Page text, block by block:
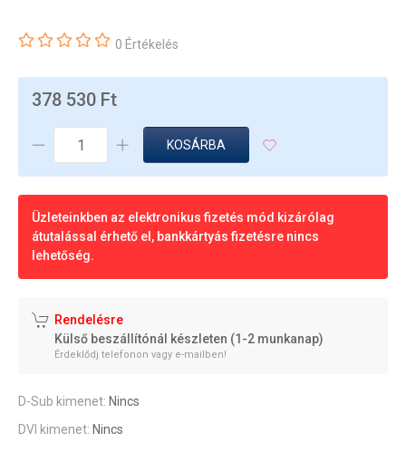
0 Értékelés
378 530 Ft
KOSÁRBA
Üzleteinkben az elektronikus fizetés mód kizárólag
átutalással érhető el, bankkártyás fizetésre nincs
lehetőség.
Rendelésre
Külső beszállítónál készleten (1-2 munkanap)
Érdeklődj telefonon vagy e-mailben!
D-Sub kimenet: Nincs
DVI kimenet: Nincs